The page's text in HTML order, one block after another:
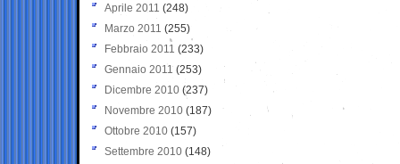
Aprile 2011 (248)
Marzo 2011 (255)
Febbraio 2011 (233)
Gennaio 2011 (253)
Dicembre 2010 (237)
Novembre 2010 (187)
Ottobre 2010 (157)
Settembre 2010 (148)